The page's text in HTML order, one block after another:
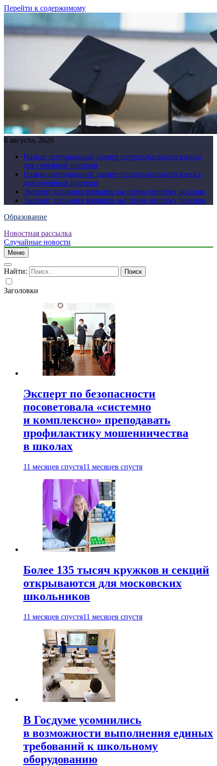
Перейти к содержимому
6 августа, 2026
Назван оптимальный размер первоначального взноса
для семейной ипотеки
Назван оптимальный размер первоначального взноса
для семейной ипотеки
Эксперт успокоил взявших льготную ипотеку россиян
Эксперт успокоил взявших льготную ипотеку россиян
Образование
Новостная рассылка
Случайные новости
Меню
Найти:
Заголовки
Эксперт по безопасности
посоветовала «системно
и комплексно» преподавать
профилактику мошенничества
в школах
11 месяцев спустя11 месяцев спустя
Более 135 тысяч кружков и секций
открываются для московских
школьников
11 месяцев спустя11 месяцев спустя
В Госдуме усомнились
в возможности выполнения единых
требований к школьному
оборудованию